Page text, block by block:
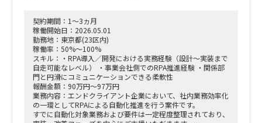
・この領域は依頼元組織の上位者含め「最低限の精度が担保さ
れればよい・AI化で工数削減」という合意があり、AI／BIと相
性が良い。1〜2ヶ月でガッツリ作り込み、担当が1人抜けても
成立する状態にしたい。
契約期間：1～3ヵ月
稼働開始日：2026.05.01
勤務地：東京都(23区内)
稼働率：50%～100%
スキル：・RPA導入／開発における実務経験（設計〜実装まで
自走可能なレベル） ・事業会社側でのRPA推進経験 ・関係部
門と円滑にコミュニケーションできる柔軟性
報酬金額：90万円～97万円
業務内容：エンドクライアント企業において、社内業務効率化
の一環としてRPAによる自動化推進を行う案件です。
すでに自動化対象業務および要件は一定程度整理されており、